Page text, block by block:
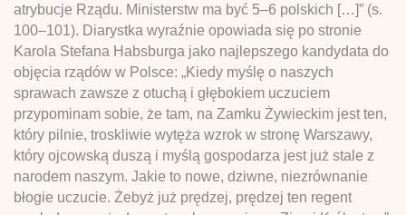
atrybucje Rządu. Ministerstw ma być 5–6 polskich […]” (s.
100–101). Diarystka wyraźnie opowiada się po stronie
Karola Stefana Habsburga jako najlepszego kandydata do
objęcia rządów w Polsce: „Kiedy myślę o naszych
sprawach zawsze z otuchą i głębokiem uczuciem
przypominam sobie, że tam, na Zamku Żywieckim jest ten,
który pilnie, troskliwie wytęża wzrok w stronę Warszawy,
który ojcowską duszą i myślą gospodarza jest już stale z
narodem naszym. Jakie to nowe, dziwne, niezrównanie
błogie uczucie. Żebyż już prędzej, prędzej ten regent